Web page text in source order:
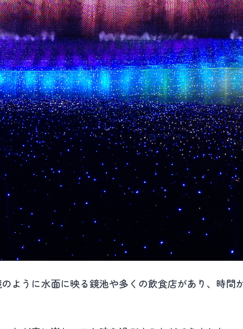
ように水面に映る鏡池や多くの飲食店があり、時間